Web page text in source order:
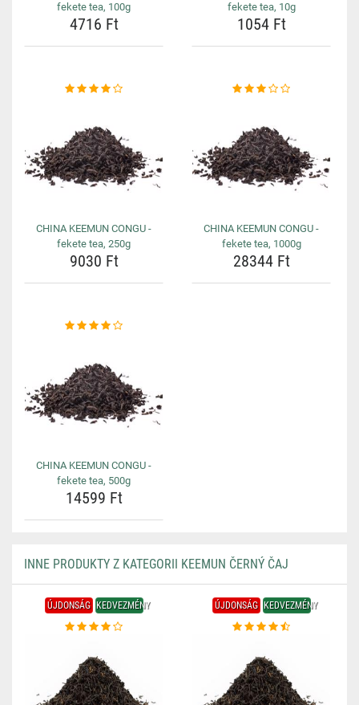
fekete tea, 100g
4716 Ft
fekete tea, 10g
1054 Ft
CHINA KEEMUN CONGU -
fekete tea, 250g
9030 Ft
CHINA KEEMUN CONGU -
fekete tea, 1000g
28344 Ft
CHINA KEEMUN CONGU -
fekete tea, 500g
14599 Ft
INNE PRODUKTY Z KATEGORII KEEMUN ČERNÝ ČAJ
ÚJDONSÁG KEDVEZMÉNY ÚJDONSÁG KEDVEZMÉNY